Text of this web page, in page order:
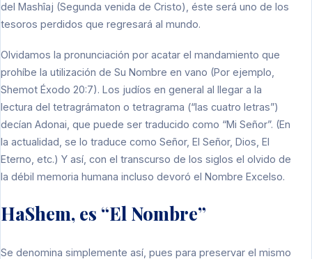
del Mashîaj (Segunda venida de Cristo), éste será uno de los
tesoros perdidos que regresará al mundo.
Olvidamos la pronunciación por acatar el mandamiento que
prohíbe la utilización de Su Nombre en vano (Por ejemplo,
Shemot Éxodo 20:7). Los judíos en general al llegar a la
lectura del tetragrámaton o tetragrama (“las cuatro letras”)
decían Adonai, que puede ser traducido como “Mi Señor”. (En
la actualidad, se lo traduce como Señor, El Señor, Dios, El
Eterno, etc.) Y así, con el transcurso de los siglos el olvido de
la débil memoria humana incluso devoró el Nombre Excelso.
HaShem, es “El Nombre”
Se denomina simplemente así, pues para preservar el mismo